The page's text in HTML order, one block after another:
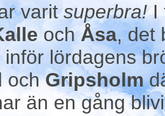
varitsuperbra!I
ochÅsa, det
lördagens
ochGripsholm
än en gång